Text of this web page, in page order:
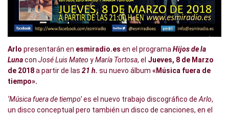
Arlo presentarán en esmiradio.es en el programaHijos de la
Lunacon José Luis Mateo yMaría Tortosa, el Jueves, 8 de Marzo
de 2018a partir de las 21 h. su nuevo álbum «Música fuera de
tiempo».
‘Música fuera de tiempo’es el nuevo trabajo discográfico deArlo,
un disco conceptual pero también un disco de canciones, en el